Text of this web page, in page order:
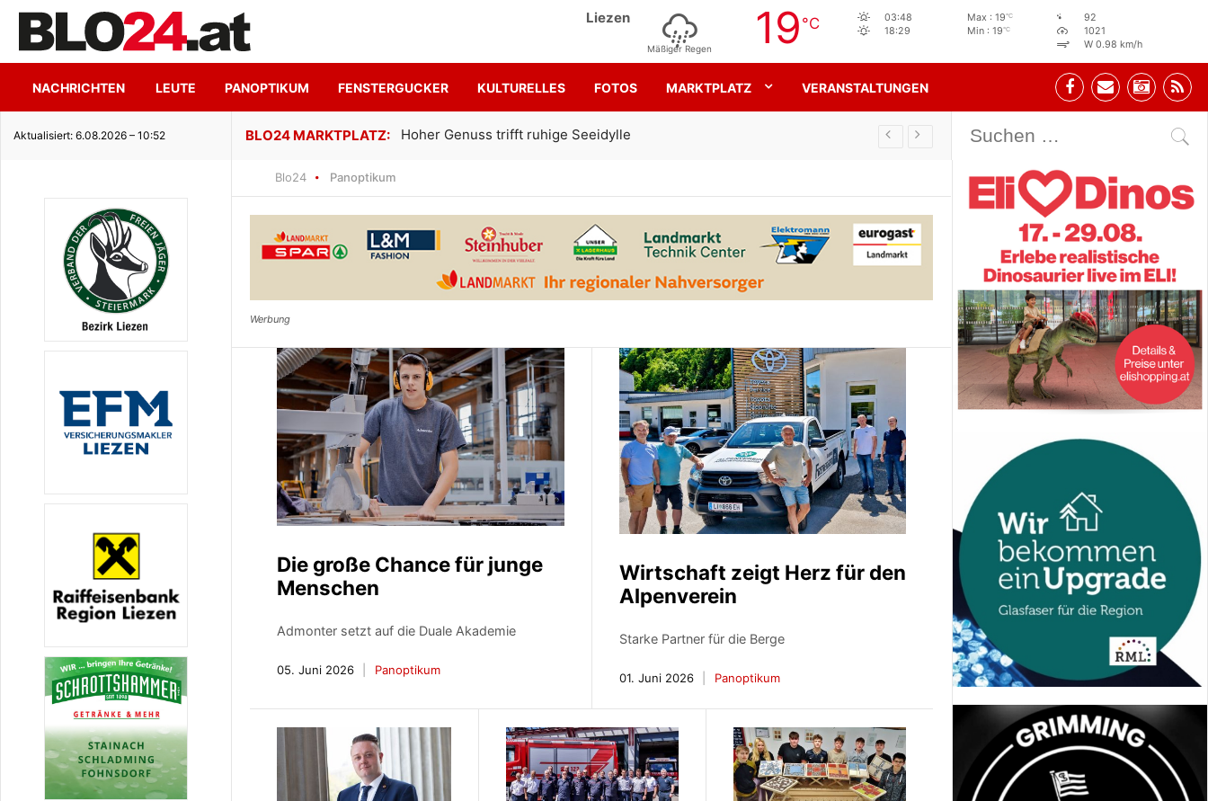
Liezen
Mäßiger Regen 19 °C
03:48
18:29
Max : 19°C
Min : 19°C
92
1021
W 0.98 km/h
NACHRICHTEN LEUTE PANOPTIKUM FENSTERGUCKER KULTURELLES FOTOS MARKTPLATZ VERANSTALTUNGEN
Aktualisiert: 6.08.2026 – 10:52
Seeidylle Gemeinsam für den SK Sturm Stehbeisl Stainach Öffnungszeiten
Blo24 Panoptikum
Die große Chance für junge
Menschen
Admonter setzt auf die Duale Akademie
05. Juni 2026 Panoptikum
Wirtschaft zeigt Herz für den
Alpenverein
Starke Partner für die Berge
01. Juni 2026 Panoptikum